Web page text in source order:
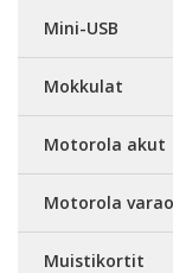
Mini-USB
Mokkulat
Motorola akut
Motorola
Muistikortit